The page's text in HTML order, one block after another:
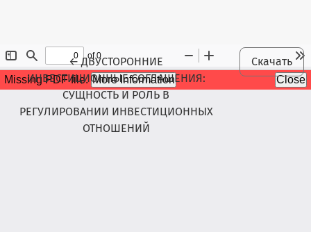
←Maqola tafsilotlariga qaytish
ДВУСТОРОННИЕ
ИНВЕСТИЦИОННЫЕ СОГЛАШЕНИЯ:
СУЩНОСТЬ И РОЛЬ В
РЕГУЛИРОВАНИИ ИНВЕСТИЦИОННЫХ
ОТНОШЕНИЙ
Скачать